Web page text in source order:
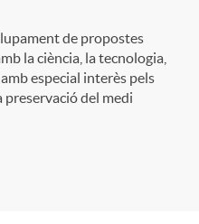
de propostes
la ciència, la tecnologia,
especial interès pels
preservació del medi